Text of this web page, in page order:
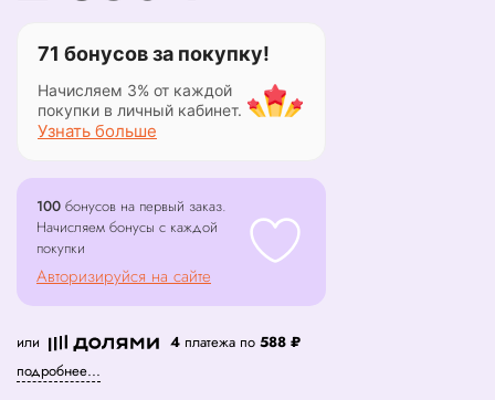
71 бонусов за покупку!
Начисляем 3% от каждой
покупки в личный кабинет.
Узнать больше
100 бонусов на первый заказ.
Начисляем бонусы с каждой
покупки
Авторизируйся на сайте
или 4 платежа по 588 ₽
подробнее...